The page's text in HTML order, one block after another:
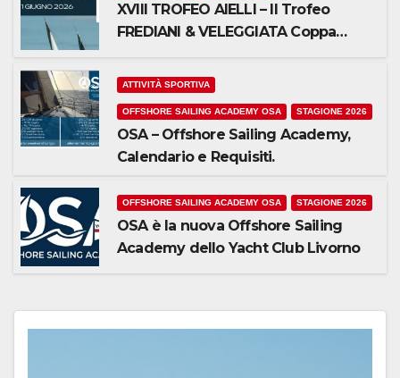
XVIII TROFEO AIELLI – II Trofeo
FREDIANI & VELEGGIATA Coppa
BANDO E AVVISO.
ATTIVITÀ SPORTIVA
OFFSHORE SAILING ACADEMY OSA STAGIONE 2026
OSA – Offshore Sailing Academy,
Calendario e Requisiti.
OFFSHORE SAILING ACADEMY OSA STAGIONE 2026
OSA è la nuova Offshore Sailing
Academy dello Yacht Club Livorno